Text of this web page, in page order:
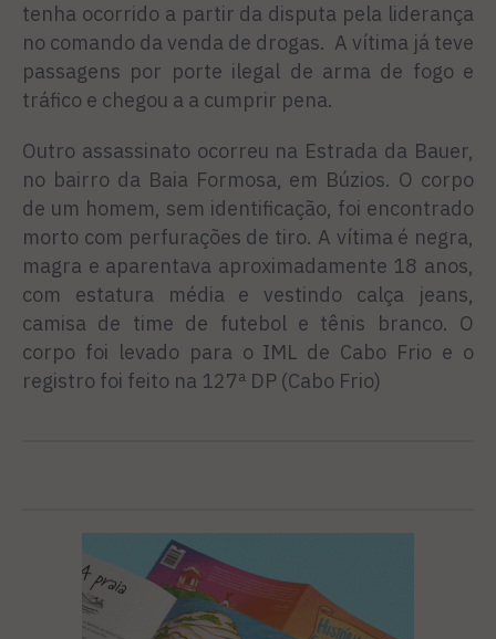
tenha ocorrido a partir da disputa pela liderança
no comando da venda de drogas. A vítima já teve
passagens por porte ilegal de arma de fogo e
tráfico e chegou a a cumprir pena.
Outro assassinato ocorreu na Estrada da Bauer,
no bairro da Baia Formosa, em Búzios. O corpo
de um homem, sem identificação, foi encontrado
morto com perfurações de tiro. A vítima é negra,
magra e aparentava aproximadamente 18 anos,
com estatura média e vestindo calça jeans,
camisa de time de futebol e tênis branco. O
corpo foi levado para o IML de Cabo Frio e o
registro foi feito na 127ª DP (Cabo Frio)